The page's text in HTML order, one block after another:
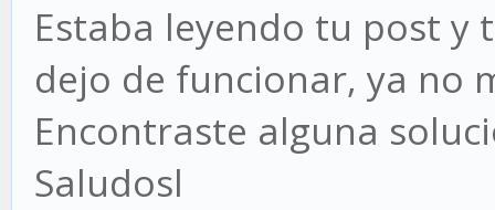
Estaba leyendo tu post y
dejo de funcionar, ya no
Encontraste alguna
Saludosl